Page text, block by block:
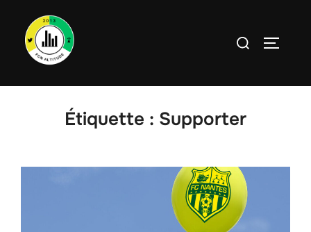
contenu
Rechercher :
Étiquette : Supporter